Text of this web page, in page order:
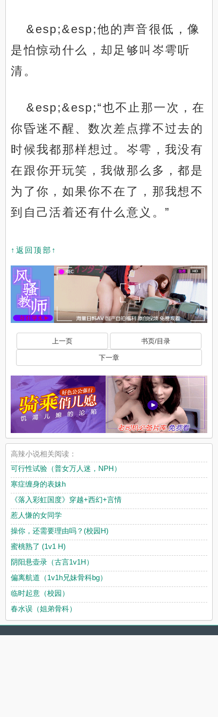
&esp;&esp;他的声音很低，像
是怕惊动什么，却足够叫岑雩听
清。
&esp;&esp;“也不止那一次，在
你昏迷不醒、数次差点撑不过去的
时候我都那样想过。岑雩，我没有
在跟你开玩笑，我做那么多，都是
为了你，如果你不在了，那我想不
到自己活着还有什么意义。”
↑返回顶部↑
上一页 书页/目录
下一章
高辣小说相关阅读：
可行性试验（普女万人迷，NPH）
寒症缠身的表妹h
《落入彩虹国度》穿越+西幻+言情
惹人慊的女同学
操你，还需要理由吗？(校园H)
蜜桃熟了 (1v1 H)
阴阳悬壶录（古言1v1H）
偏离航道（1v1h兄妹骨科bg）
临时起意（校园）
春水误（姐弟骨科）